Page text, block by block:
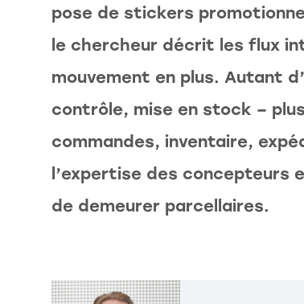
pose de stickers
le chercheur décrit les flux
mouvement en plus. Autant
contrôle, mise en stock –
commandes, inventaire,
l’expertise des
de demeurer parcellaires.